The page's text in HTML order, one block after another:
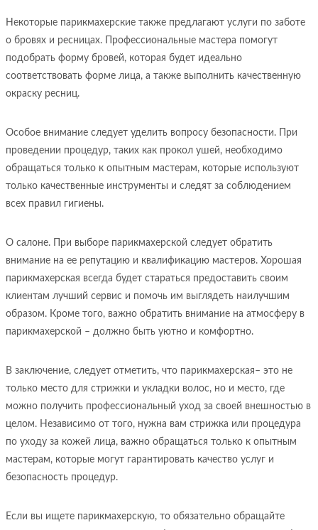
Некоторые парикмахерские также предлагают услуги по заботе
о бровях и ресницах. Профессиональные мастера помогут
подобрать форму бровей, которая будет идеально
соответствовать форме лица, а также выполнить качественную
окраску ресниц.
Особое внимание следует уделить вопросу безопасности. При
проведении процедур, таких как прокол ушей, необходимо
обращаться только к опытным мастерам, которые используют
только качественные инструменты и следят за соблюдением
всех правил гигиены.
О салоне. При выборе парикмахерской следует обратить
внимание на ее репутацию и квалификацию мастеров. Хорошая
парикмахерская всегда будет стараться предоставить своим
клиентам лучший сервис и помочь им выглядеть наилучшим
образом. Кроме того, важно обратить внимание на атмосферу в
парикмахерской – должно быть уютно и комфортно.
В заключение, следует отметить, что парикмахерская– это не
только место для стрижки и укладки волос, но и место, где
можно получить профессиональный уход за своей внешностью в
целом. Независимо от того, нужна вам стрижка или процедура
по уходу за кожей лица, важно обращаться только к опытным
мастерам, которые могут гарантировать качество услуг и
безопасность процедур.
Если вы ищете парикмахерскую, то обязательно обращайте